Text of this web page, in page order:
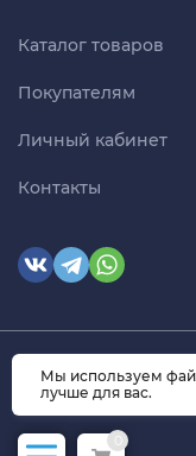
Каталог товаров
Покупателям
Личный кабинет
Контакты
© 2026
Мы используем
лучше для вас.